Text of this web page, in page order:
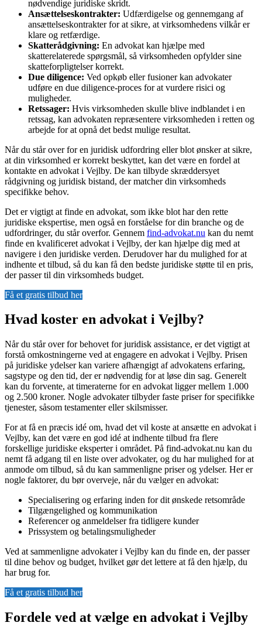
nødvendige juridiske skridt.
Ansættelseskontrakter: Udfærdigelse og gennemgang af
ansættelseskontrakter for at sikre, at virksomhedens vilkår er
klare og retfærdige.
Skatterådgivning: En advokat kan hjælpe med
skatterelaterede spørgsmål, så virksomheden opfylder sine
skatteforpligtelser korrekt.
Due diligence: Ved opkøb eller fusioner kan advokater
udføre en due diligence-proces for at vurdere risici og
muligheder.
Retssager: Hvis virksomheden skulle blive indblandet i en
retssag, kan advokaten repræsentere virksomheden i retten og
arbejde for at opnå det bedst mulige resultat.
Når du står over for en juridisk udfordring eller blot ønsker at sikre,
at din virksomhed er korrekt beskyttet, kan det være en fordel at
kontakte en advokat i Vejlby. De kan tilbyde skræddersyet
rådgivning og juridisk bistand, der matcher din virksomheds
specifikke behov.
Det er vigtigt at finde en advokat, som ikke blot har den rette
juridiske ekspertise, men også en forståelse for din branche og de
udfordringer, du står overfor. Gennem find-advokat.nu kan du nemt
finde en kvalificeret advokat i Vejlby, der kan hjælpe dig med at
navigere i den juridiske verden. Derudover har du mulighed for at
indhente et tilbud, så du kan få den bedste juridiske støtte til en pris,
der passer til din virksomheds budget.
Få et gratis tilbud her
Hvad koster en advokat i Vejlby?
Når du står over for behovet for juridisk assistance, er det vigtigt at
forstå omkostningerne ved at engagere en advokat i Vejlby. Prisen
på juridiske ydelser kan variere afhængigt af advokatens erfaring,
sagstype og den tid, der er nødvendig for at løse din sag. Generelt
kan du forvente, at timeraterne for en advokat ligger mellem 1.000
og 2.500 kroner. Nogle advokater tilbyder faste priser for specifikke
tjenester, såsom testamenter eller skilsmisser.
For at få en præcis idé om, hvad det vil koste at ansætte en advokat i
Vejlby, kan det være en god idé at indhente tilbud fra flere
forskellige juridiske eksperter i området. På find-advokat.nu kan du
nemt få adgang til en liste over advokater, og du har mulighed for at
anmode om tilbud, så du kan sammenligne priser og ydelser. Her er
nogle faktorer, du bør overveje, når du vælger en advokat:
Specialisering og erfaring inden for dit ønskede retsområde
Tilgængelighed og kommunikation
Referencer og anmeldelser fra tidligere kunder
Prissystem og betalingsmuligheder
Ved at sammenligne advokater i Vejlby kan du finde en, der passer
til dine behov og budget, hvilket gør det lettere at få den hjælp, du
har brug for.
Få et gratis tilbud her
Fordele ved at vælge en advokat i Vejlby